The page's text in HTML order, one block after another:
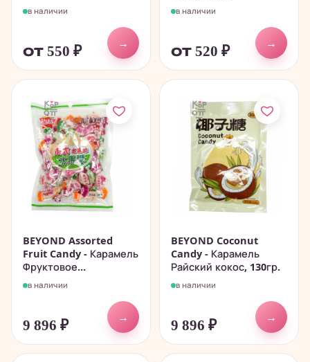
в наличии
от 550 ₽
→
в наличии
от 520 ₽
→
BEYOND Assorted
Fruit Candy - Карамель
Фруктовое...
в наличии
9 896 ₽
→
BEYOND Coconut
Candy - Карамель
Райский кокос, 130гр.
в наличии
9 896 ₽
→